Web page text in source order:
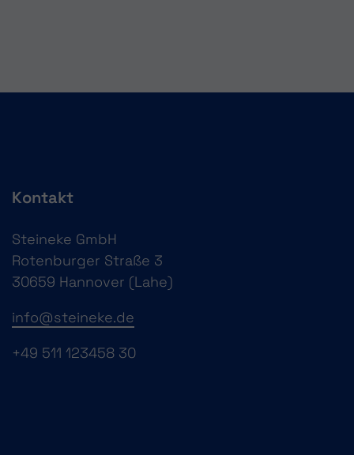
Kontakt
Steineke GmbH
Rotenburger Straße 3
30659 Hannover (Lahe)
info@steineke.de
+49 511 123458 30